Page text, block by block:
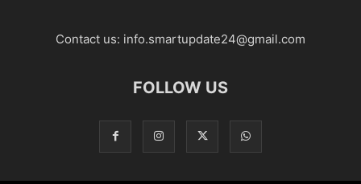
Contact us: info.smartupdate24@gmail.com
FOLLOW US